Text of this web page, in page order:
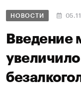
НОВОСТИ
Введение